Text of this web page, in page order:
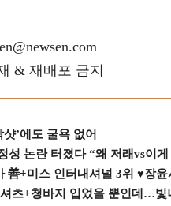
& 재배포 금지
’에도 굴욕 없어
논란 터졌다 “왜 저래vs이게
善+미스 인터내셔널 3위 ♥장
츠+청바지 입었을 뿐인데…빛